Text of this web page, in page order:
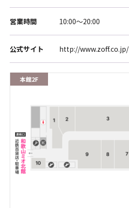
営業時間 10:00～20:00
公式サイト http://www.zoff.co.jp/
本館2F